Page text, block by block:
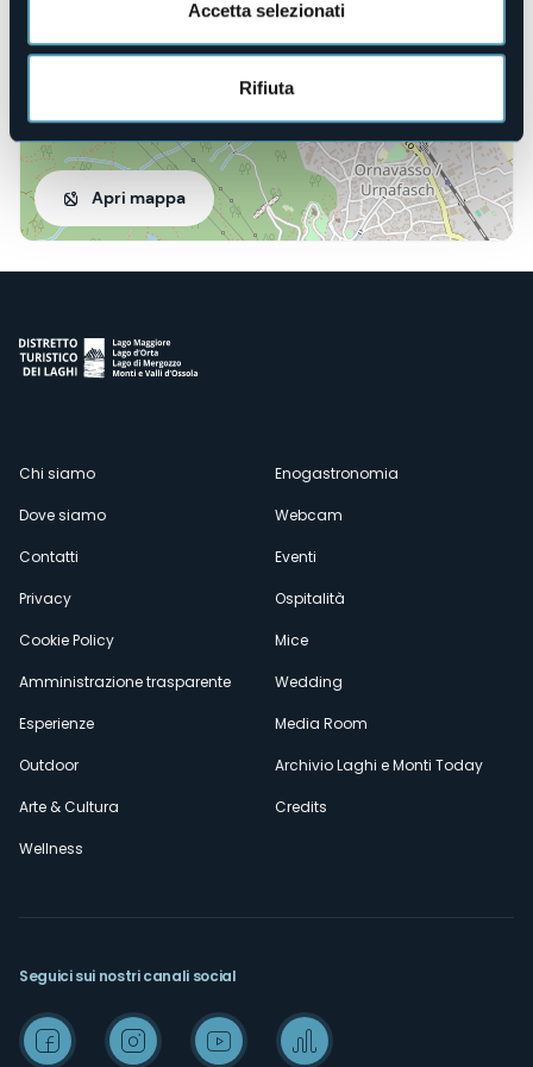
Accetta selezionati
Rifiuta
Apri mappa
Menù
secondario
Chi siamo
Dove siamo
Contatti
Privacy
Cookie Policy
Amministrazione trasparente
Esperienze
Outdoor
Arte & Cultura
Wellness
Enogastronomia
Webcam
Eventi
Ospitalità
Mice
Wedding
Media Room
Archivio Laghi e Monti Today
Credits
Seguici sui nostri canali social